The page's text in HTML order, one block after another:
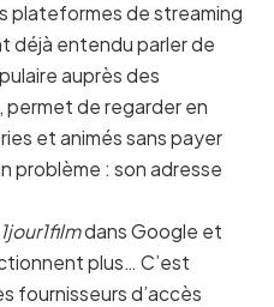
plateformes de streaming
déjà entendu parler de
auprès des
de regarder en
et animés sans payer
problème : son adresse
1jour1filmdans Google et
plus… C’est
fournisseurs d’accès